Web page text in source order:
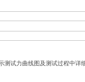
试力曲线图及测试过程中详